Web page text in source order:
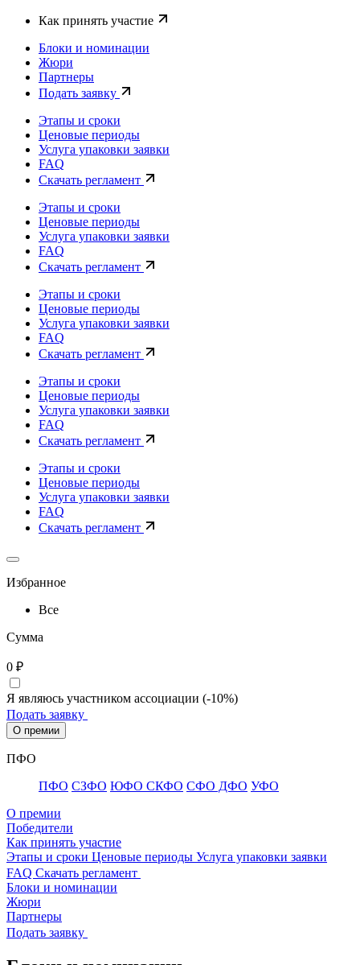
Как принять участие
Блоки и номинации
Жюри
Партнеры
Подать заявку
Этапы и сроки
Ценовые периоды
Услуга упаковки заявки
FAQ
Скачать регламент
Этапы и сроки
Ценовые периоды
Услуга упаковки заявки
FAQ
Скачать регламент
Этапы и сроки
Ценовые периоды
Услуга упаковки заявки
FAQ
Скачать регламент
Этапы и сроки
Ценовые периоды
Услуга упаковки заявки
FAQ
Скачать регламент
Этапы и сроки
Ценовые периоды
Услуга упаковки заявки
FAQ
Скачать регламент
Избранное
Все
Сумма
0 ₽
Я являюсь участником ассоциации (-10%)
Подать заявку
О премии
ПФО
ПФО СЗФО ЮФО СКФО CФО ДФО УФО
О премии
Победители
Как принять участие
Этапы и сроки Ценовые периоды Услуга упаковки заявки
FAQ Скачать регламент
Блоки и номинации
Жюри
Партнеры
Подать заявку